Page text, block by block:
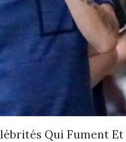
Qui Fument Et